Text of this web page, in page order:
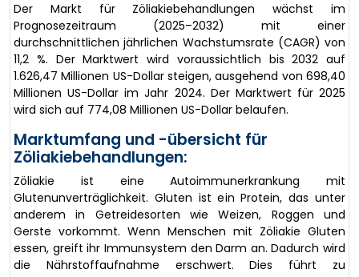
Der Markt für Zöliakiebehandlungen wächst im
Prognosezeitraum (2025–2032) mit einer
durchschnittlichen jährlichen Wachstumsrate (CAGR) von
11,2 %. Der Marktwert wird voraussichtlich bis 2032 auf
1.626,47 Millionen US-Dollar steigen, ausgehend von 698,40
Millionen US-Dollar im Jahr 2024. Der Marktwert für 2025
wird sich auf 774,08 Millionen US-Dollar belaufen.
Marktumfang und -übersicht für
Zöliakiebehandlungen:
Zöliakie ist eine Autoimmunerkrankung mit
Glutenunverträglichkeit. Gluten ist ein Protein, das unter
anderem in Getreidesorten wie Weizen, Roggen und
Gerste vorkommt. Wenn Menschen mit Zöliakie Gluten
essen, greift ihr Immunsystem den Darm an. Dadurch wird
die Nährstoffaufnahme erschwert. Dies führt zu